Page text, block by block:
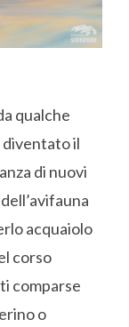
qualche
diventato il
di nuovi
acquaiolo
corso
comparse
o